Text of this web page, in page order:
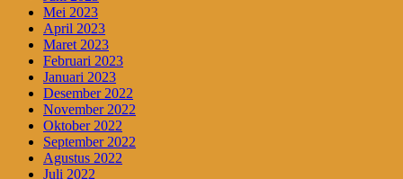
Mei 2023
April 2023
Maret 2023
Februari 2023
Januari 2023
Desember 2022
November 2022
Oktober 2022
September 2022
Agustus 2022
Juli 2022